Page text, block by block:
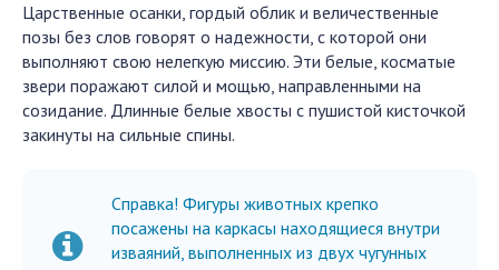
Царственные осанки, гордый облик и величественные
позы без слов говорят о надежности, с которой они
выполняют свою нелегкую миссию. Эти белые, косматые
звери поражают силой и мощью, направленными на
созидание. Длинные белые хвосты с пушистой кисточкой
закинуты на сильные спины.
Справка! Фигуры животных крепко
посажены на каркасы находящиеся внутри
изваяний, выполненных из двух чугунных